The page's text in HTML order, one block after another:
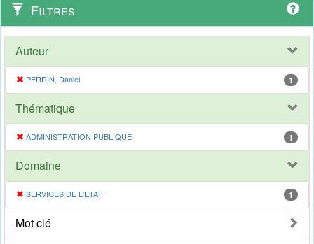
Filtres
Auteur
PERRIN, Daniel 1
Thématique
ADMINISTRATION PUBLIQUE 1
Domaine
SERVICES DE L'ETAT 1
Mot clé